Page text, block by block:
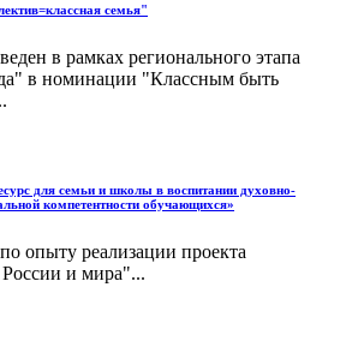
семья"
в рамках регионального этапа
в номинации "Классным быть
для семьи и школы в воспитании духовно-
компетентности обучающихся»
опыту реализации проекта
и мира"...